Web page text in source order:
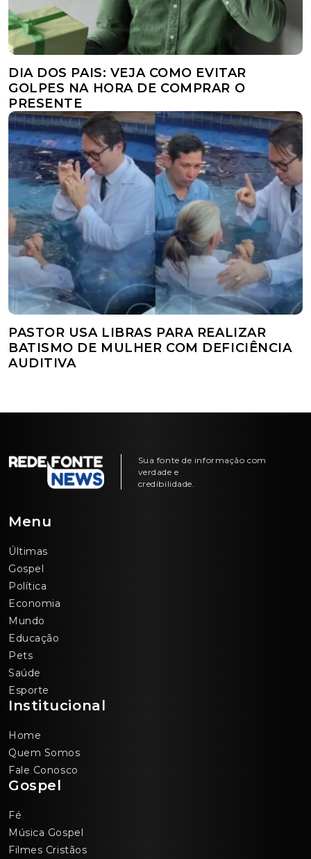
DIA DOS PAIS: VEJA COMO EVITAR
GOLPES NA HORA DE COMPRAR O
PRESENTE
PASTOR USA LIBRAS PARA REALIZAR
BATISMO DE MULHER COM DEFICIÊNCIA
AUDITIVA
Sua fonte de informação com
verdade e
credibilidade.
Menu
Últimas
Gospel
Política
Economia
Mundo
Educação
Pets
Saúde
Esporte
Institucional
Home
Quem Somos
Fale Conosco
Gospel
Fé
Música Gospel
Filmes Cristãos